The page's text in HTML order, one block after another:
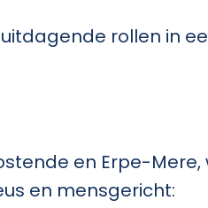
rollen in
en Erpe-
en mensgericht: